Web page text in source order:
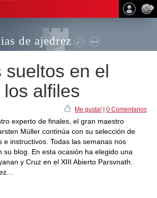
de ajedrez
sueltos en el
alfiles
Me gusta! 0 Comentarios
experto de finales, el gran maestro
Müller continúa con su selección de
e instructivos. Todas las semanas nos
su blog. En esta ocasión ha elegido una
y Cruz en el XIII Abierto Parsvnath.